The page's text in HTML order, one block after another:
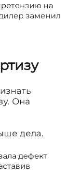
на
заменил
Она
дела.
дефект